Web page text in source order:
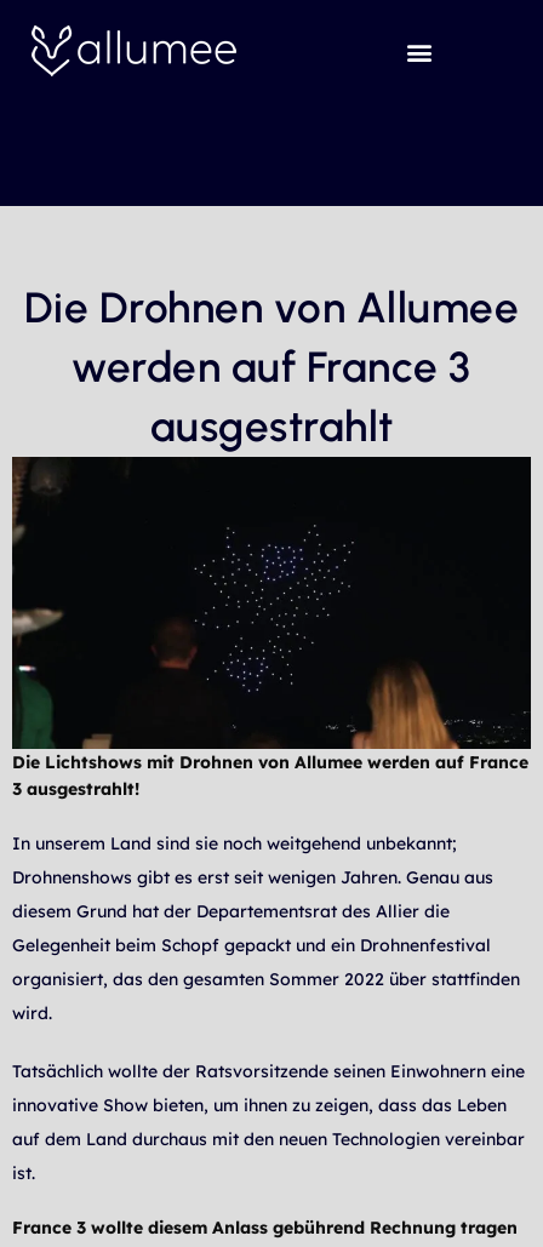
content
Die Drohnen von Allumee
werden auf France 3
ausgestrahlt
Die Lichtshows mit Drohnen von Allumee werden auf France
3 ausgestrahlt!
In unserem Land sind sie noch weitgehend unbekannt;
Drohnenshows gibt es erst seit wenigen Jahren. Genau aus
diesem Grund hat der Departementsrat des Allier die
Gelegenheit beim Schopf gepackt und ein Drohnenfestival
organisiert, das den gesamten Sommer 2022 über stattfinden
wird.
Tatsächlich wollte der Ratsvorsitzende seinen Einwohnern eine
innovative Show bieten, um ihnen zu zeigen, dass das Leben
auf dem Land durchaus mit den neuen Technologien vereinbar
ist.
France 3 wollte diesem Anlass gebührend Rechnung tragen